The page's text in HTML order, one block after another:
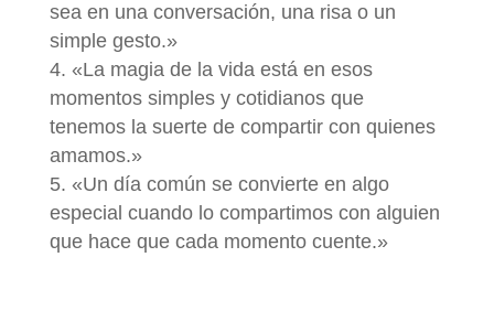
sea en una conversación, una risa o un
simple gesto.»
«La magia de la vida está en esos
momentos simples y cotidianos que
tenemos la suerte de compartir con quienes
amamos.»
«Un día común se convierte en algo
especial cuando lo compartimos con alguien
que hace que cada momento cuente.»